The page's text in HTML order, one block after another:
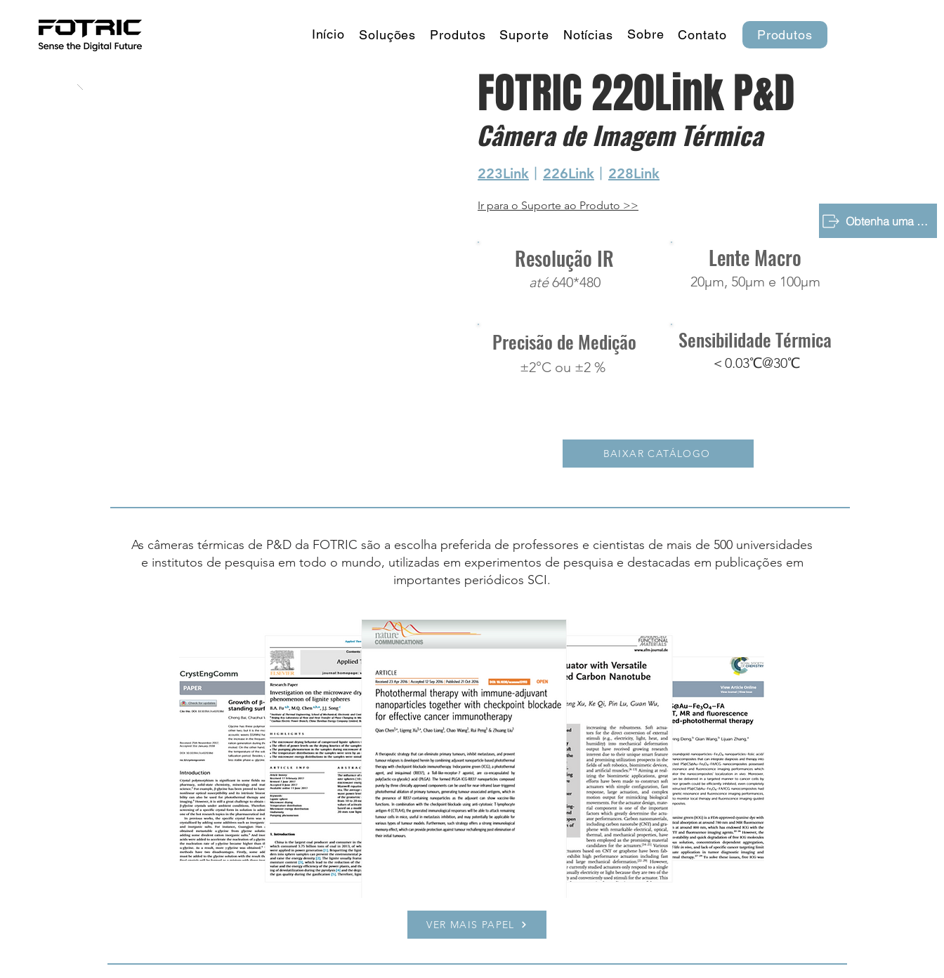
Início Soluções Produtos Suporte Notícias Sobre Contato Produtos
Obtenha uma Demonstração Gratuita
FOTRIC 220Link P&D
Câmera de Imagem Térmica
223Link 226Link 228Link
Ir para o Suporte ao Produto >>
Resolução IR
até640*480
Lente Macro
20μm, 50μm e 100μm
Precisão de Medição
±2°C ou ±2 %
Sensibilidade Térmica
＜0.03℃@30℃
BAIXAR CATÁLOGO
As câmeras térmicas de P&D da FOTRIC são a escolha preferida de professores e cientistas de mais de 500 universidades
e institutos de pesquisa em todo o mundo, utilizadas em experimentos de pesquisa e destacadas em publicações em
importantes periódicos SCI.
VER MAIS PAPEL